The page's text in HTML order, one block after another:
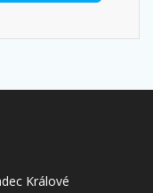
Králové